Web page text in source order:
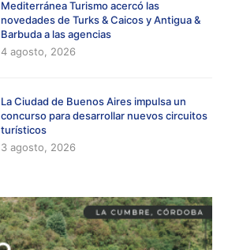
Mediterránea Turismo acercó las
novedades de Turks & Caicos y Antigua &
Barbuda a las agencias
4 agosto, 2026
La Ciudad de Buenos Aires impulsa un
concurso para desarrollar nuevos circuitos
turísticos
3 agosto, 2026